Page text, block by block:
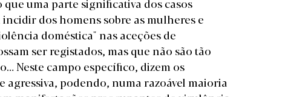
uma parte significativa dos casos
dos homens sobre as mulheres e
doméstica" nas aceções de
ser registados, mas que não são tão
Neste campo específico, dizem os
podendo, numa razoável maioria